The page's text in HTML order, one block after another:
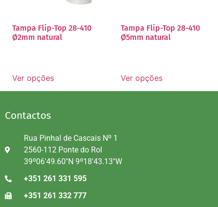
Tampa Flip-Top 28-410
Ø2mm natural
Ver opções
Tampa Flip-Top 28-410
Ø5mm natural
Ver opções
Contactos
Rua Pinhal de Cascais Nº 1
2560-112 Ponte do Rol
39º06'49.60"N 9º18'43.13"W
+351 261 331 595
+351 261 332 777